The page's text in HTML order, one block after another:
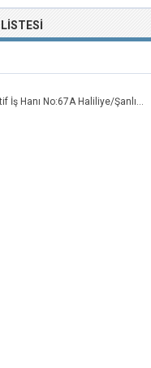
Kamberiye Mah. Atatürk Bulvarı, Abdüllatif İş Hanı No:67A Haliliye/Şanlıurfa